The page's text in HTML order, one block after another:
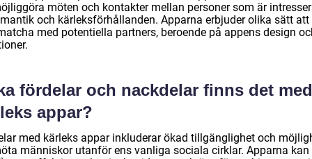
möten och kontakter mellan personer som är
och kärleksförhållanden. Apparna erbjuder olika sätt att
med potentiella partners, beroende på appens design
fördelar och nackdelar finns det med
appar?
med kärleks appar inkluderar ökad tillgänglighet och
människor utanför ens vanliga sociala cirklar. Apparna kan